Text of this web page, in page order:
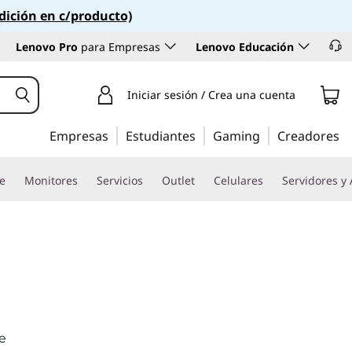
en c/producto)
Lenovo Pro para Empresas Lenovo Educación
Iniciar sesión / Crea una cuenta
Empresas Estudiantes Gaming Creadores
Monitores Servicios Outlet Celulares Servidores y